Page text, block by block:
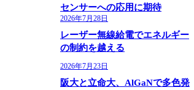
センサーへの応用に期待
2026年7月28日
レーザー無線給電でエネルギー
の制約を越える
2026年7月23日
阪大と立命大、AlGaNで多色発